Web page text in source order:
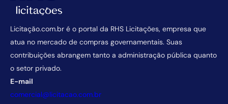
Licitação.com.br é o portal da RHS Licitações, empresa que
atua no mercado de compras governamentais. Suas
contribuições abrangem tanto a administração pública quanto
o setor privado.
E-mail
comercial@licitacao.com.br